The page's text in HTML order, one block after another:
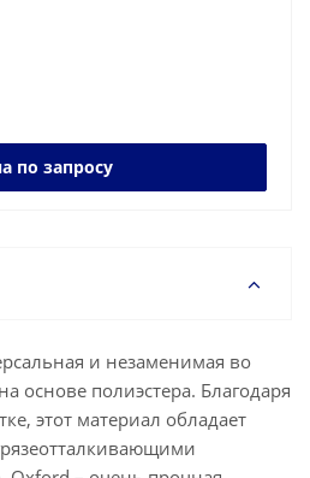
по запросу
и незаменимая во
основе полиэстера. Благодаря
этот материал обладает